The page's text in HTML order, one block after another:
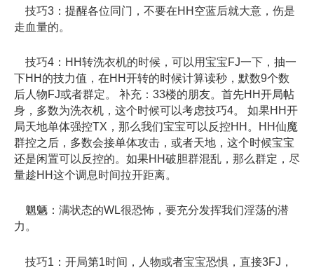
技巧3：提醒各位同门，不要在HH空蓝后就大意，伤是
走血量的。
技巧4：HH转洗衣机的时候，可以用宝宝FJ一下，抽一
下HH的技力值，在HH开转的时候计算读秒，默数9个数
后人物FJ或者群定。 补充：33楼的朋友。首先HH开局帖
身，多数为洗衣机，这个时候可以考虑技巧4。 如果HH开
局天地单体强控TX，那么我们宝宝可以反控HH。HH仙魔
群控之后，多数会接单体攻击，或者天地，这个时候宝宝
还是闲置可以反控的。如果HH破胆群混乱，那么群定，尽
量趁HH这个调息时间拉开距离。
魍魉：满状态的WL很恐怖，要充分发挥我们淫荡的潜
力。
技巧1：开局第1时间，人物或者宝宝恐惧，直接3FJ，